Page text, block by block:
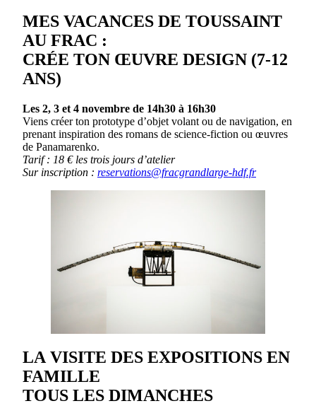
MES VACANCES DE TOUSSAINT
AU FRAC :
CRÉE TON ŒUVRE DESIGN (7-12
ANS)
Les 2, 3 et 4 novembre de 14h30 à 16h30
Viens créer ton prototype d’objet volant ou de navigation, en
prenant inspiration des romans de science-fiction ou œuvres
de Panamarenko.
Tarif : 18 € les trois jours d’atelier
Sur inscription : reservations@fracgrandlarge-hdf.fr
LA VISITE DES EXPOSITIONS EN
FAMILLE
TOUS LES DIMANCHES